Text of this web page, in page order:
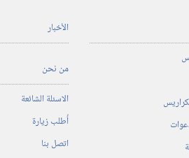
الأخبار
من نحن
الاسئلة الشائعة
أُطلب زيارة
اتصل بنا